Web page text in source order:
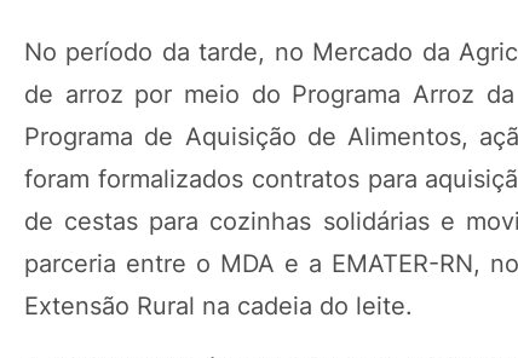
No período da tarde, no Mercado da
de arroz por meio do Programa Arroz
Programa de Aquisição de Alimentos,
foram formalizados contratos para
de cestas para cozinhas solidárias e
parceria entre o MDA e a EMATER-RN,
Extensão Rural na cadeia do leite.